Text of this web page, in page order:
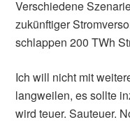
Verschiedene
zukünftiger
schlappen 200 TWh
Ich will nicht mit
langweilen, es sollte
wird teuer. Sauteuer.